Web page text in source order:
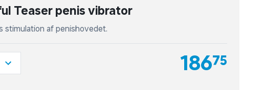
Teaser penis vibrator
stimulation af penishovedet.
186,75